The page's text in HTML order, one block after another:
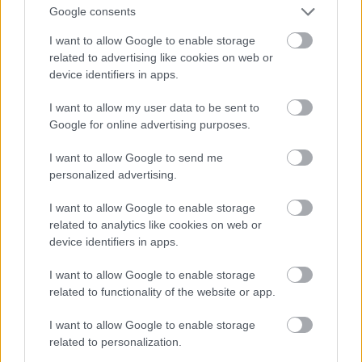
Google consents
I want to allow Google to enable storage
related to advertising like cookies on web or
device identifiers in apps.
I want to allow my user data to be sent to
Google for online advertising purposes.
I want to allow Google to send me
personalized advertising.
I want to allow Google to enable storage
related to analytics like cookies on web or
device identifiers in apps.
I want to allow Google to enable storage
related to functionality of the website or app.
I want to allow Google to enable storage
related to personalization.
Skatīt komentārus (17)
LASĪTĀKIE
Ar
šo zodiaka zīmju pārstāvjiem labāk
nestrīdēties: viņi vienmēr atradīs veidu,
kā pamatīgi atriebties
Ārstinosauc četrus augļus ar kuru ēšanu
pēc 45 gadu vecuma nevajadzētu pārlieku
“Tu varētu aizvērties!” Beata Jonīte jau
atkal nonāk uzmanības centrā – šoreiz ar
superdārgu pulksteni
Atcelt Ziņot